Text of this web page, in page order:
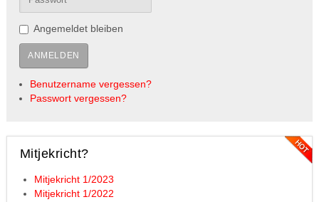
Angemeldet bleiben
ANMELDEN
Benutzername vergessen?
Passwort vergessen?
Mitjekricht?
Mitjekricht 1/2023
Mitjekricht 1/2022